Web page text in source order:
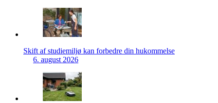
Skift af studiemiljø kan forbedre din hukommelse
6. august 2026